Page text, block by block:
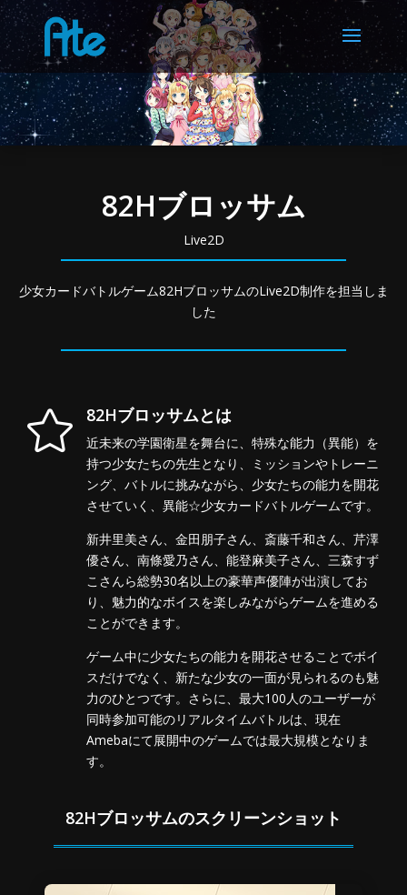
82Hブロッサム
Live2D
少女カードバトルゲーム82HブロッサムのLive2D制作を担当しま
した
 82Hブロッサムとは
近未来の学園衛星を舞台に、特殊な能力（異能）を
持つ少女たちの先生となり、ミッションやトレーニ
ング、バトルに挑みながら、少女たちの能力を開花
させていく、異能☆少女カードバトルゲームです。
新井里美さん、金田朋子さん、斎藤千和さん、芹澤
優さん、南條愛乃さん、能登麻美子さん、三森すず
こさんら総勢30名以上の豪華声優陣が出演してお
り、魅力的なボイスを楽しみながらゲームを進める
ことができます。
ゲーム中に少女たちの能力を開花させることでボイ
スだけでなく、新たな少女の一面が見られるのも魅
力のひとつです。さらに、最大100人のユーザーが
同時参加可能のリアルタイムバトルは、現在
Amebaにて展開中のゲームでは最大規模となりま
す。
82Hブロッサムのスクリーンショット